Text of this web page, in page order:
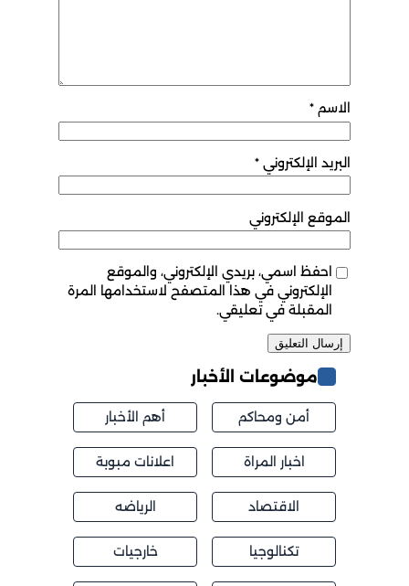
الاسم *
البريد الإلكتروني *
الموقع الإلكتروني
احفظ اسمي، بريدي الإلكتروني، والموقع
الإلكتروني في هذا المتصفح لاستخدامها المرة
المقبلة في تعليقي.
موضوعات الأخبار
أمن ومحاكم أهم الأخبار
اخبار المراة اعلانات مبوبة
الاقتصاد الرياضه
تكنالوجيا خارجيات